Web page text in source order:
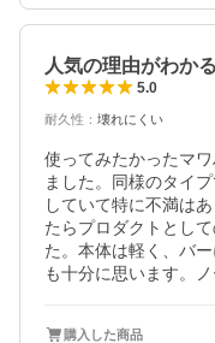
人気の理由がわか
5.0
耐久性 ： 壊れにくい
使ってみたかったマ
ました。同様のタイ
していて特に不満は
たらプロダクトとし
た。本体は軽く、バ
も十分に思います。
購入した商品